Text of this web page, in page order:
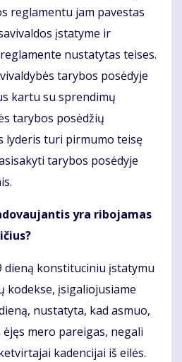
reglamentu jam pavestas
įstatyme ir
nustatytas teises.
tarybos posėdyje
kartu su sprendimų
tarybos posėdžių
lyderis turi pirmumo teisę
tarybos posėdyje
yra ribojamas
dieną konstituciniu įstatymu
kodekse, įsigaliojusiame
nustatyta, kad asmuo,
mero pareigas, negali
kadencijai iš eilės.